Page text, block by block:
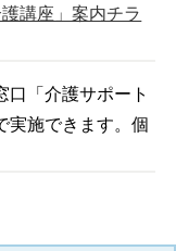
講座」案内チラ
口「介護サポート
実施できます。個